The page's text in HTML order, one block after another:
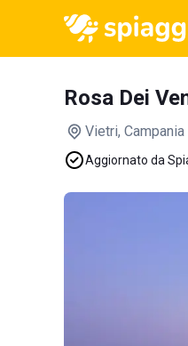
Rosa Dei
Vietri, Campania
Aggiornato da